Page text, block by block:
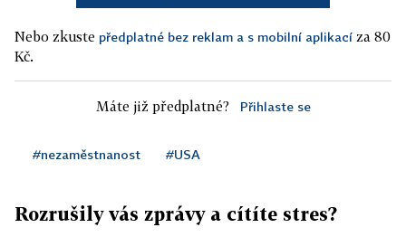
Nebo zkuste předplatné bez reklam a s mobilní aplikací za 80
Kč.
Máte již předplatné? Přihlaste se
#nezaměstnanost #USA
Rozrušily vás zprávy a cítíte stres?